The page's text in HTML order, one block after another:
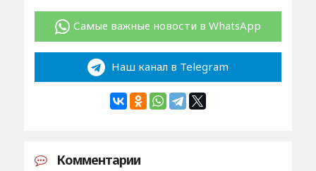
Самые важные новости в WhatsApp
Наш канал в Telegram
Комментарии